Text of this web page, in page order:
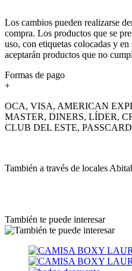
Los cambios pueden realizarse
compra. Los productos que se
uso, con etiquetas colocadas y
aceptarán productos que no
Formas de pago
+
OCA, VISA, AMERICAN
MASTER, DINERS, LÍDER,
CLUB DEL ESTE, PASSCARD
También a través de locales
También te puede interesar